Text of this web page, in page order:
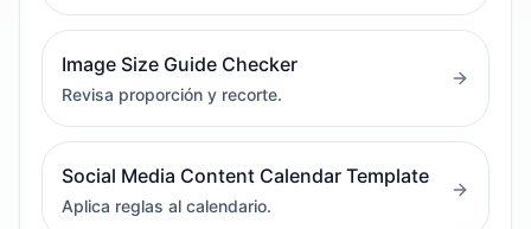
Image Size Guide Checker
Revisa proporción y recorte.
Social Media Content Calendar Template
Aplica reglas al calendario.